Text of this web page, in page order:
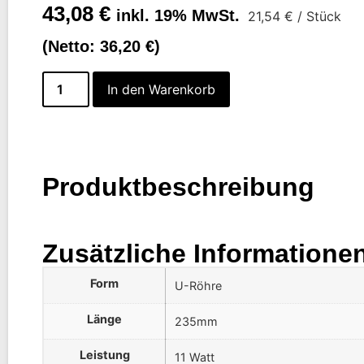
43,08 € inkl. 19% MwSt.
(Netto: 36,20 €)
21,54 € / Stück
In den Warenkorb
Produktbeschreibung
Zusätzliche
Form U-Röhre
Länge 235mm
Leistung 11 Watt